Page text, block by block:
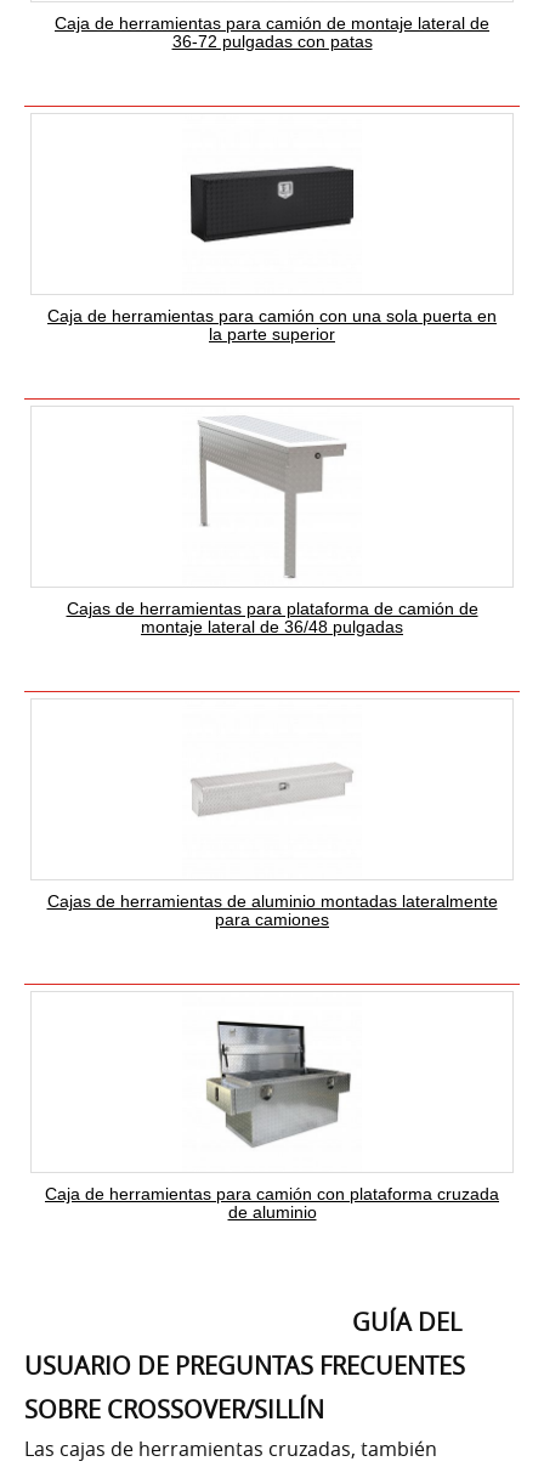
Caja de herramientas para camión de montaje lateral de
36-72 pulgadas con patas
Caja de herramientas para camión con una sola puerta en
la parte superior
Cajas de herramientas para plataforma de camión de
montaje lateral de 36/48 pulgadas
Cajas de herramientas de aluminio montadas lateralmente
para camiones
Caja de herramientas para camión con plataforma cruzada
de aluminio
GUÍA DEL
USUARIO DE PREGUNTAS FRECUENTES
SOBRE CROSSOVER/SILLÍN
Las cajas de herramientas cruzadas, también